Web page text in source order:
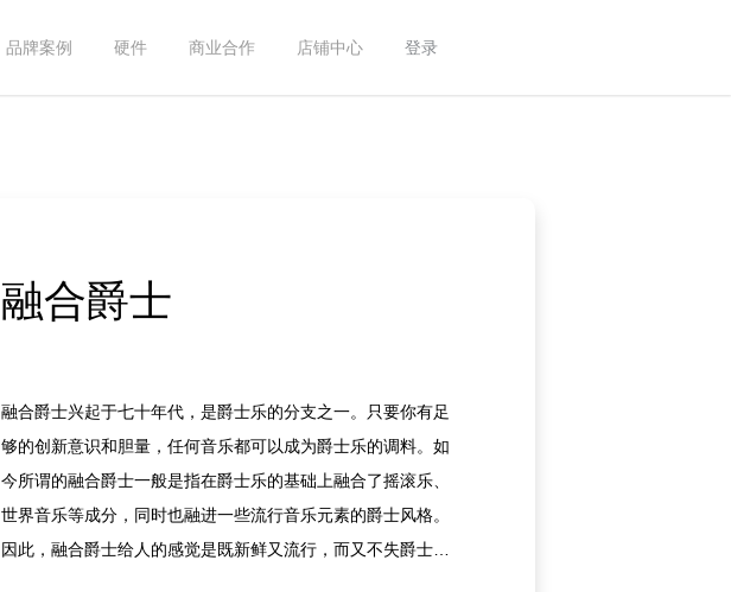
品牌案例 硬件 商业合作 店铺中心 登录
融合爵士
融合爵士兴起于七十年代，是爵士乐的分支之一。只要你有足
够的创新意识和胆量，任何音乐都可以成为爵士乐的调料。如
今所谓的融合爵士一般是指在爵士乐的基础上融合了摇滚乐、
世界音乐等成分，同时也融进一些流行音乐元素的爵士风格。
因此，融合爵士给人的感觉是既新鲜又流行，而又不失爵士乐